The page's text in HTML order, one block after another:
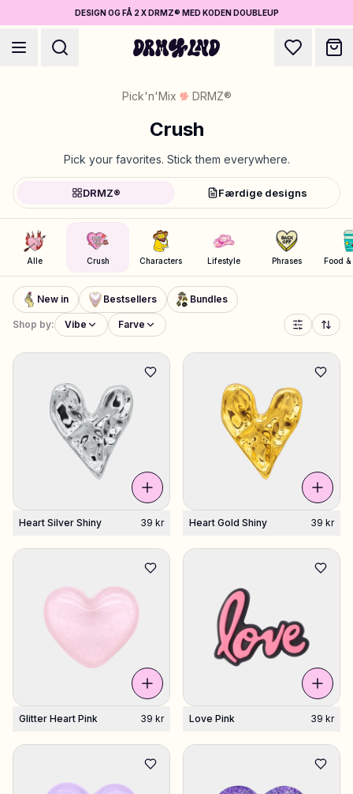
DESIGN OG FÅ 2 X DRMZ® MED KODEN DOUBLEUP
Design Accessories
Mobilcovers, tasker, laptops & mere
Shop DRMZ®
Vælg og bland – hundredvis af unikke stick-ons
Design Smykker
Halskæder, armbånd, bag chains & mere
Shop Charms
Masser af vedhæng. Find dine favoritter.
Gaver
Support
Mere
Ønskeliste
Pick'n'Mix DRMZ®
Crush
Pick your favorites. Stick them everywhere.
DRMZ® Færdige designs
Alle Crush Characters Lifestyle Phrases Food
5 for prisen af 4
New in
Bestsellers Bundles
Shop by: Vibe Farve
Heart Silver Shiny 39 kr Heart Gold Shiny 39 kr
Glitter Heart Pink 39 kr Love Pink 39 kr